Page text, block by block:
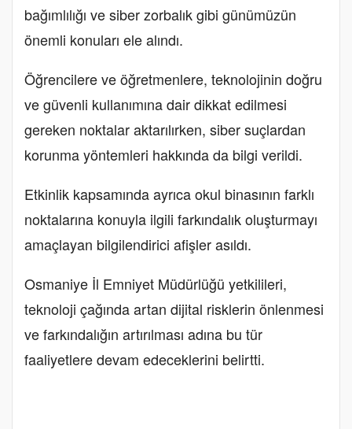
bağımlılığı ve siber zorbalık gibi günümüzün
önemli konuları ele alındı.
Öğrencilere ve öğretmenlere, teknolojinin doğru
ve güvenli kullanımına dair dikkat edilmesi
gereken noktalar aktarılırken, siber suçlardan
korunma yöntemleri hakkında da bilgi verildi.
Etkinlik kapsamında ayrıca okul binasının farklı
noktalarına konuyla ilgili farkındalık oluşturmayı
amaçlayan bilgilendirici afişler asıldı.
Osmaniye İl Emniyet Müdürlüğü yetkilileri,
teknoloji çağında artan dijital risklerin önlenmesi
ve farkındalığın artırılması adına bu tür
faaliyetlere devam edeceklerini belirtti.